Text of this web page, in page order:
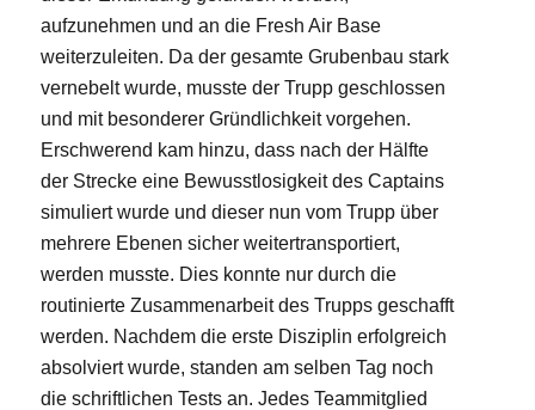
aufzunehmen und an die Fresh Air Base
weiterzuleiten. Da der gesamte Grubenbau stark
vernebelt wurde, musste der Trupp geschlossen
und mit besonderer Gründlichkeit vorgehen.
Erschwerend kam hinzu, dass nach der Hälfte
der Strecke eine Bewusstlosigkeit des Captains
simuliert wurde und dieser nun vom Trupp über
mehrere Ebenen sicher weitertransportiert,
werden musste. Dies konnte nur durch die
routinierte Zusammenarbeit des Trupps geschafft
werden. Nachdem die erste Disziplin erfolgreich
absolviert wurde, standen am selben Tag noch
die schriftlichen Tests an. Jedes Teammitglied